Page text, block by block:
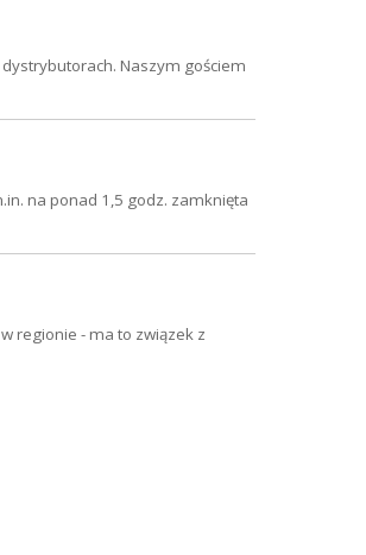
Naszym gościem
na ponad 1,5 godz. zamknięta
regionie - ma to związek z